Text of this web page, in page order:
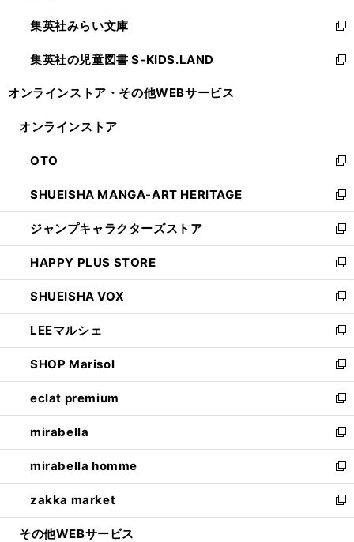
開
く
ウ
で
開
く
ン
ド
ウ
で
ウ
ィ
ン
ド
開
集英社みらい文庫
新
し
い
ン
ウ
で
開
く
集英社の児童図書 S-KIDS.LAND
新
ウ
ン
ド
ウ
で
開
く
オンラインストア・ その他WEBサービス
オンラインストア
OTO
新
し
い
ウ
ィ
ン
ド
ウ
で
開
く
SHUEISHA MANGA-ART HERITAGE
新
し
い
ウ
ィ
ン
ド
ウ
で
開
く
ジャンプキャラクターズストア
新
し
い
ウ
ィ
ン
ド
ウ
で
開
く
HAPPY PLUS STORE
新
し
い
ウ
ィ
ン
ド
ウ
で
開
く
SHUEISHA VOX
新
し
い
ウ
ィ
ン
ド
ウ
で
開
く
LEEマルシェ
新
し
い
ウ
ィ
ン
ド
ウ
で
開
く
SHOP Marisol
新
し
い
ウ
ィ
ン
ド
ウ
で
開
eclat premium
新
し
い
ウ
ィ
ン
ド
ウ
mirabella
新
し
い
ウ
ィ
ン
mirabella homme
新
し
い
ウ
zakka market
新
し
その他WEBサービス